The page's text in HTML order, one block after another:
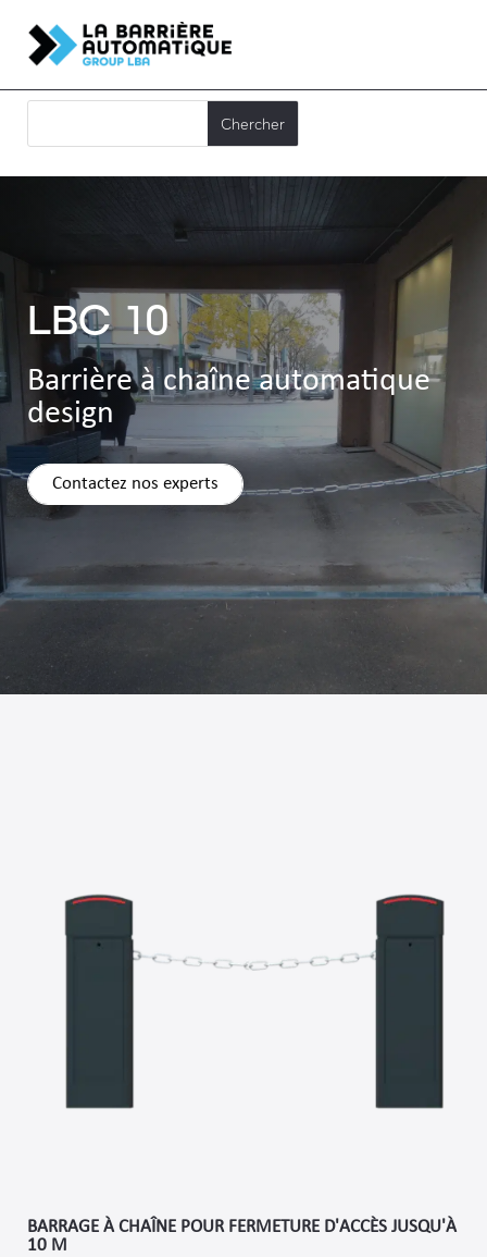
LBC 10
Barrière à chaîne automatique
design
Contactez nos experts
BARRAGE À CHAÎNE POUR FERMETURE D'ACCÈS JUSQU'À
10 M